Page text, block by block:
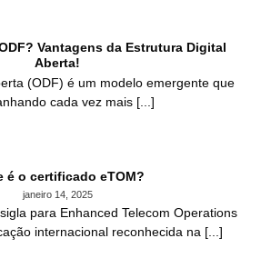
Vantagens da Estrutura Digital
Aberta!
(ODF) é um modelo emergente que
cada vez mais [...]
é o certificado eTOM?
janeiro 14, 2025
para Enhanced Telecom Operations
internacional reconhecida na [...]